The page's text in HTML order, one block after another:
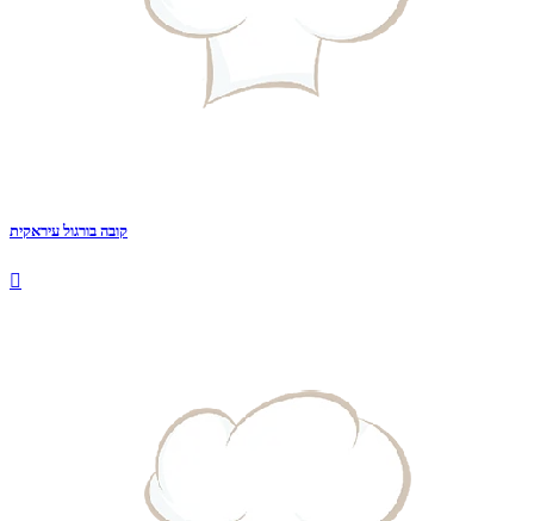
קובה בורגול עיראקית
